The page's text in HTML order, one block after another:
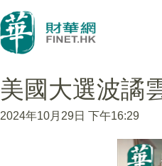
美國大選波譎
2024年10月29日 下午16:29